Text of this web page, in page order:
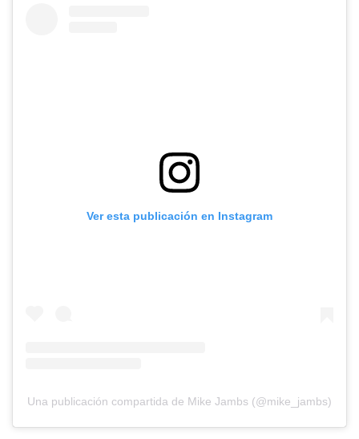
Ver esta publicación en Instagram
Una publicación compartida de Mike Jambs (@mike_jambs)